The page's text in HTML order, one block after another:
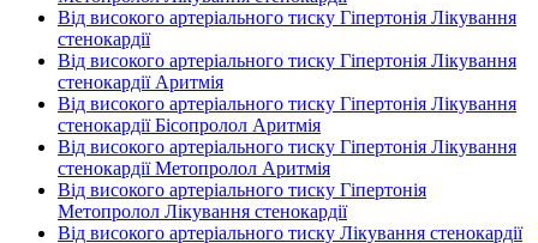
Від високого артеріального тиску Гіпертонія Лікування
стенокардії
Від високого артеріального тиску Гіпертонія Лікування
стенокардії Аритмія
Від високого артеріального тиску Гіпертонія Лікування
стенокардії Бісопролол Аритмія
Від високого артеріального тиску Гіпертонія Лікування
стенокардії Метопролол Аритмія
Від високого артеріального тиску Гіпертонія
Метопролол Лікування стенокардії
Від високого артеріального тиску Лікування стенокардії